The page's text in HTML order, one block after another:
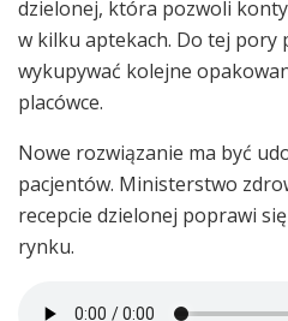
dzielonej, która pozwoli
w kilku aptekach. Do tej pory
wykupywać kolejne
placówce.
Nowe rozwiązanie ma być
pacjentów. Ministerstwo
recepcie dzielonej poprawi
rynku.